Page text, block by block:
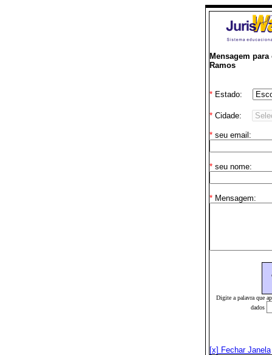
Mensagem
Ramos
*Estado:
*Cidade:
*seu email:
*seu nome:
*Mensagem:
Digite a palavra que
dados
[x] Fechar Janela